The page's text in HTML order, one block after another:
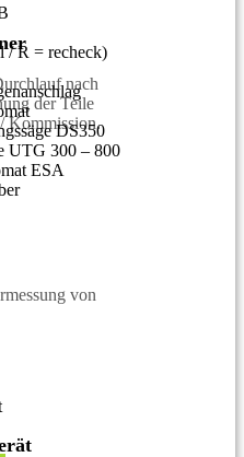
nach
der Teile
Kommission.
von
/ R = recheck)
DS350
UTG 300 – 800
ESA